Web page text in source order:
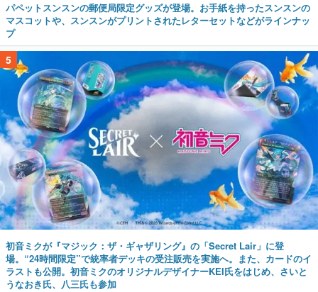
パペットスンスンの郵便局限定グッズが登場。お手紙を持ったスンスンの
マスコットや、スンスンがプリントされたレターセットなどがラインナッ
プ
5
初音ミクが『マジック：ザ・ギャザリング』の「Secret Lair」に登
場。“24時間限定”で統率者デッキの受注販売を実施へ。また、カードのイ
ラストも公開。初音ミクのオリジナルデザイナーKEI氏をはじめ、さいと
うなおき氏、八三氏も参加